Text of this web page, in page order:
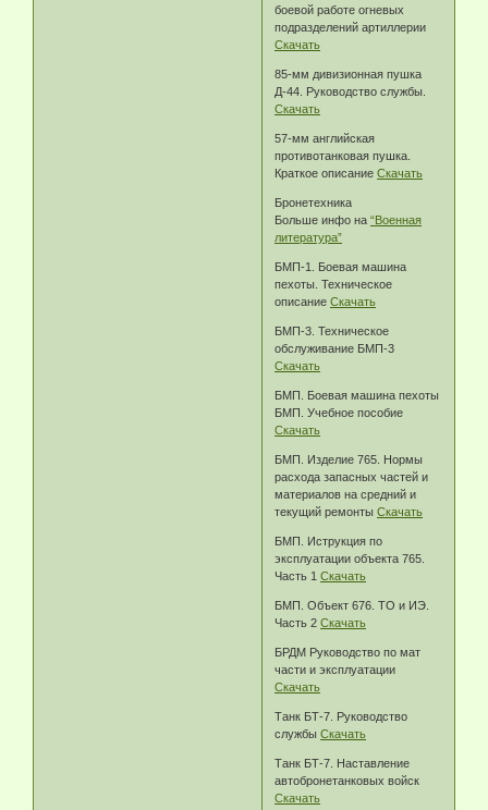
боевой работе огневых
подразделений артиллерии
Скачать
85-мм дивизионная пушка
Д-44. Руководство службы.
Скачать
57-мм английская
противотанковая пушка.
Краткое описаниеСкачать
Бронетехника
Больше инфо на“Военная
литература”
БМП-1. Боевая машина
пехоты. Техническое
описаниеСкачать
БМП-3. Техническое
обслуживание БМП-3
Скачать
БМП. Боевая машина пехоты
БМП. Учебное пособие
Скачать
БМП. Изделие 765. Нормы
расхода запасных частей и
материалов на средний и
текущий ремонтыСкачать
БМП. Иструкция по
эксплуатации объекта 765.
Часть 1Скачать
БМП. Объект 676. ТО и ИЭ.
Часть 2Скачать
БРДМ Руководство по мат
части и эксплуатации
Скачать
Танк БТ-7. Руководство
службыСкачать
Танк БТ-7. Наставление
автобронетанковых войск
Скачать